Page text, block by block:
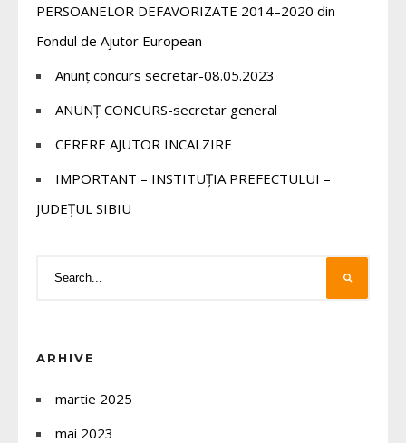
PERSOANELOR DEFAVORIZATE 2014–2020 din
Fondul de Ajutor European
Anunț concurs secretar-08.05.2023
ANUNȚ CONCURS-secretar general
CERERE AJUTOR INCALZIRE
IMPORTANT – INSTITUȚIA PREFECTULUI –
JUDEȚUL SIBIU
ARHIVE
martie 2025
mai 2023